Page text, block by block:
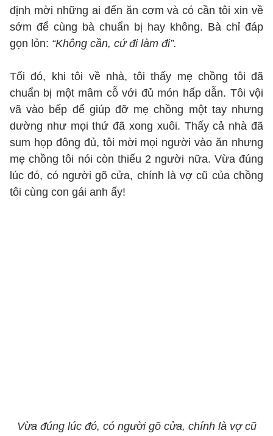
định mời những ai đến ăn cơm và có cần tôi xin về
sớm để cùng bà chuẩn bị hay không. Bà chỉ đáp
gọn lỏn: “Không cần, cứ đi làm đi”.
Tối đó, khi tôi về nhà, tôi thấy mẹ chồng tôi đã
chuẩn bị một mâm cỗ với đủ món hấp dẫn. Tôi vội
vã vào bếp để giúp đỡ mẹ chồng một tay nhưng
dường như mọi thứ đã xong xuôi. Thấy cả nhà đã
sum họp đông đủ, tôi mời mọi người vào ăn nhưng
mẹ chồng tôi nói còn thiếu 2 người nữa. Vừa đúng
lúc đó, có người gõ cửa, chính là vợ cũ của chồng
tôi cùng con gái anh ấy!
Vừa đúng lúc đó, có người gõ cửa, chính là vợ cũ